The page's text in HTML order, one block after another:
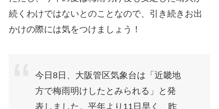
続くわけではないとのことなので、引き続きお出
かけの際には気をつけましょう！
今日8日、大阪管区気象台は「近畿地
方で梅雨明けしたとみられる」と発
表しました。平年より11日早く、昨